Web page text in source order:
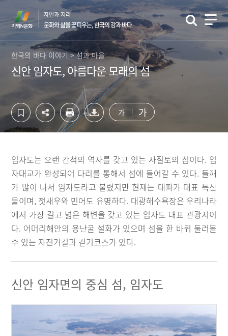
텐
영
단
역
자연과 지리
문화와 삶을 꽃피우는, 한국의 강과 바다
한국의 바다 이야기 > 섬과 마을
신안 임자도, 아름다운 모래의 섬
가 가
임자도는 오랜 간척의 역사를 갖고 있는 사질토의 섬이다. 임
자대교가 완성되어 다리를 통해서 섬에 들어갈 수 있다. 들깨
가 많이 나서 임자도라고 불렸지만 현재는 대파가 대표 특산
물이며, 젓새우와 민어도 유명하다. 대광해수욕장은 우리나라
에서 가장 길고 넓은 해변을 갖고 있는 임자도 대표 관광지이
다. 어머리해안의 용난굴 설화가 있으며 섬을 한 바퀴 둘러볼
수 있는 자전거길과 걷기코스가 있다.
신안 임자면의 중심 섬, 임자도